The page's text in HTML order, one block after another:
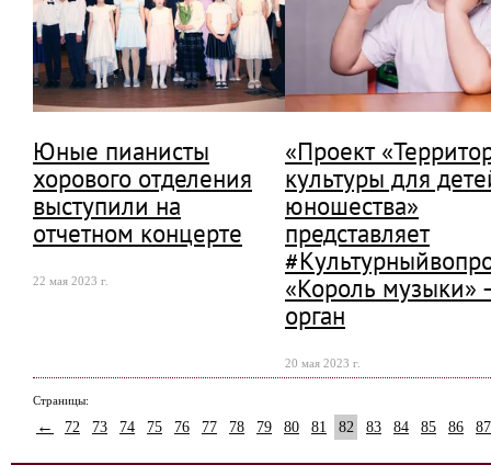
Юные пианисты
хорового отделения
выступили на
отчетном концерте
22 мая 2023 г.
«Проект
культуры для
юношества»
представляет
«Король музыки»
орган
20 мая 2023 г.
Страницы:
← 72 73 74 75 76 77 78 79 80 81 82 83 84 85 86 87